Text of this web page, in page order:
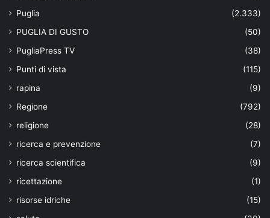
Puglia
(2.333)
PUGLIA DI GUSTO
(50)
PugliaPress TV
(38)
Punti di vista
(115)
rapina
(9)
Regione
(792)
religione
(28)
ricerca e prevenzione
(7)
ricerca scientifica
(9)
ricettazione
(1)
risorse idriche
(15)